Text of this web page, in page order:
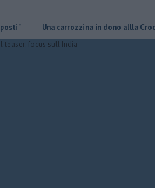
Una carrozzina in dono allla Croce Rossa